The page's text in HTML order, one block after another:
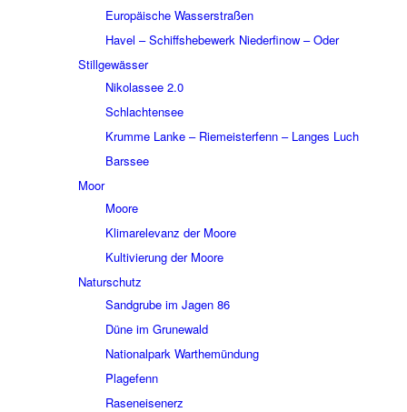
Euro­päi­sche Wasser­stra­ßen
Havel – Schiffs­he­be­werk Nieder­fi­now – Oder
Still­ge­wäs­ser
Niko­las­see 2.0
Schlach­ten­see
Krumme Lanke – Riemei­ster­fenn – Langes Luch
Bars­see
Moor
Moore
Klima­re­le­vanz der Moore
Kulti­vie­rung der Moore
Natur­schutz
Sand­grube im Jagen 86
Düne im Grune­wald
Natio­nal­park Warthe­mün­dung
Plage­fenn
Rasen­ei­sen­erz